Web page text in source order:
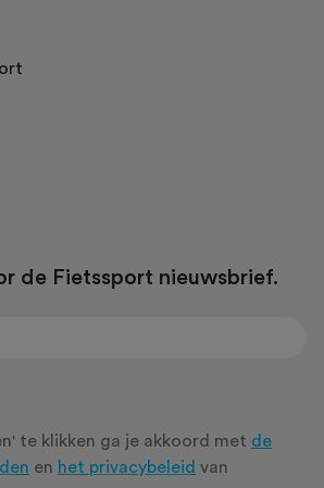
de Fietssport nieuwsbrief.
te klikken ga je akkoord met de
en het privacybeleid van